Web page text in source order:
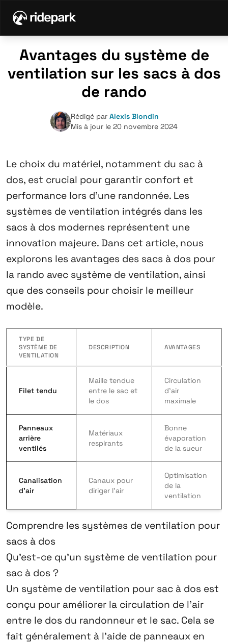
Avantages du système de
ventilation sur les sacs à dos
de rando
Rédigé par Alexis Blondin
Mis à jour le 20 novembre 2024
Le choix du matériel, notamment du sac à
dos, est crucial pour garantir confort et
performance lors d’une randonnée. Les
systèmes de ventilation intégrés dans les
sacs à dos modernes représentent une
innovation majeure. Dans cet article, nous
explorons les avantages des sacs à dos pour
la rando avec système de ventilation, ainsi
que des conseils pour choisir le meilleur
modèle.
TYPE DE
SYSTÈME DE
VENTILATION
DESCRIPTION AVANTAGES
Filet tendu
Maille tendue
entre le sac et
le dos
Circulation
d’air
maximale
Panneaux
arrière
ventilés
Matériaux
respirants
Bonne
évaporation
de la sueur
Canalisation
d’air
Canaux pour
diriger l’air
Optimisation
de la
ventilation
Comprendre les systèmes de ventilation pour
sacs à dos
Qu’est-ce qu’un système de ventilation pour
sac à dos ?
Un système de ventilation pour sac à dos est
conçu pour améliorer la circulation de l’air
entre le dos du randonneur et le sac. Cela se
fait généralement à l’aide de panneaux en